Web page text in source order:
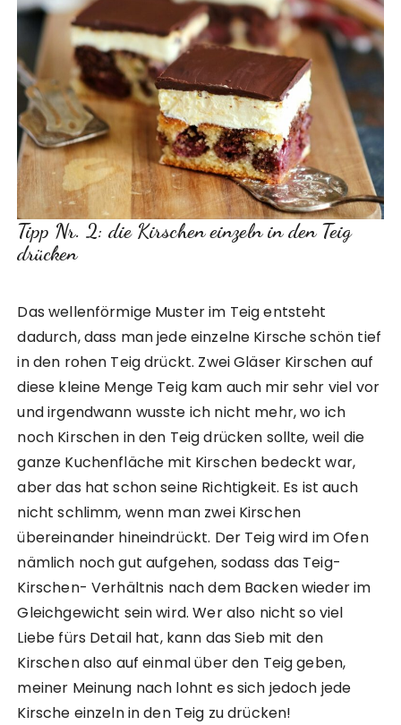
Tipp Nr. 2: die Kirschen einzeln in den Teig
drücken
Das wellenförmige Muster im Teig entsteht
dadurch, dass man jede einzelne Kirsche schön tief
in den rohen Teig drückt. Zwei Gläser Kirschen auf
diese kleine Menge Teig kam auch mir sehr viel vor
und irgendwann wusste ich nicht mehr, wo ich
noch Kirschen in den Teig drücken sollte, weil die
ganze Kuchenfläche mit Kirschen bedeckt war,
aber das hat schon seine Richtigkeit. Es ist auch
nicht schlimm, wenn man zwei Kirschen
übereinander hineindrückt. Der Teig wird im Ofen
nämlich noch gut aufgehen, sodass das Teig-
Kirschen- Verhältnis nach dem Backen wieder im
Gleichgewicht sein wird. Wer also nicht so viel
Liebe fürs Detail hat, kann das Sieb mit den
Kirschen also auf einmal über den Teig geben,
meiner Meinung nach lohnt es sich jedoch jede
Kirsche einzeln in den Teig zu drücken!